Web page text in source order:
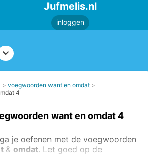
Jufmelis.nl
inloggen
voegwoorden want en omdat
4
want en omdat 4
je oefenen met de voegwoorden
& omdat. Let goed op de